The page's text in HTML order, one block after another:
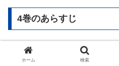
4巻のあらすじ
容疑者はぴえん女子。殺
ホーム 検索